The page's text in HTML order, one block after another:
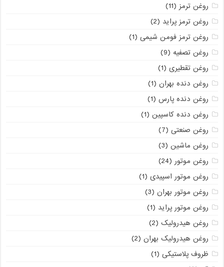
روغن ترمز (11)
روغن ترمز پراید (2)
روغن ترمز فومن شیمی (1)
روغن تصفیه (9)
روغن تقطیری (1)
روغن دنده بهران (1)
روغن دنده پارس (1)
روغن دنده کاسپین (1)
روغن صنعتی (7)
روغن ماشین (3)
روغن موتور (24)
روغن موتور اسپیدی (1)
روغن موتور بهران (3)
روغن موتور پراید (1)
روغن هیدرولیک (2)
روغن هیدرولیک بهران (2)
ظروف پلاستیکی (1)